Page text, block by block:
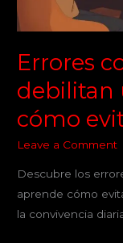
Errores
debilitan
cómo
Leave a Comment
Descubre los
aprende cómo
la convivencia
evitarlos